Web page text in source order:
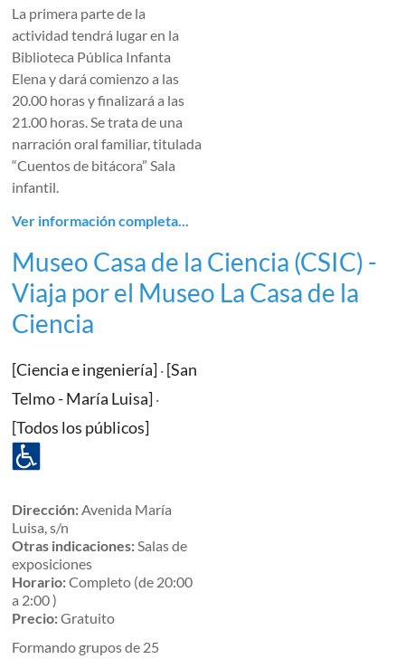
La primera parte de la
actividad tendrá lugar en la
Biblioteca Pública Infanta
Elena y dará comienzo a las
20.00 horas y finalizará a las
21.00 horas. Se trata de una
narración oral familiar, titulada
“Cuentos de bitácora” Sala
infantil.
Ver información completa...
Museo Casa de la Ciencia (CSIC) -
Viaja por el Museo La Casa de la
Ciencia
[Ciencia e ingeniería] · [San
Telmo - María Luisa] ·
[Todos los públicos]
Dirección:Avenida María
Luisa, s/n
Otras indicaciones:Salas de
exposiciones
Horario:Completo (de 20:00
a 2:00 )
Precio:Gratuito
Formando grupos de 25